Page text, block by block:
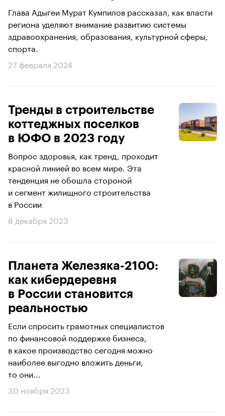
Глава Адыгеи Мурат Кумпилов рассказал, как власти
региона уделяют внимание развитию системы
здравоохранения, образования, культурной сферы,
спорта.
27 февраля 2024
Тренды в строительстве
коттеджных поселков
в ЮФО в 2023 году
Вопрос здоровья, как тренд, проходит
красной линией во всем мире. Эта
тенденция не обошла стороной
и сегмент жилищного строительства
в России
8 декабря 2023
Планета Железяка-2100:
как кибердеревня
в России становится
реальностью
Если спросить грамотных специалистов
по финансовой поддержке бизнеса,
в какое производство сегодня можно
наиболее выгодно вложить деньги,
то они...
30 ноября 2023